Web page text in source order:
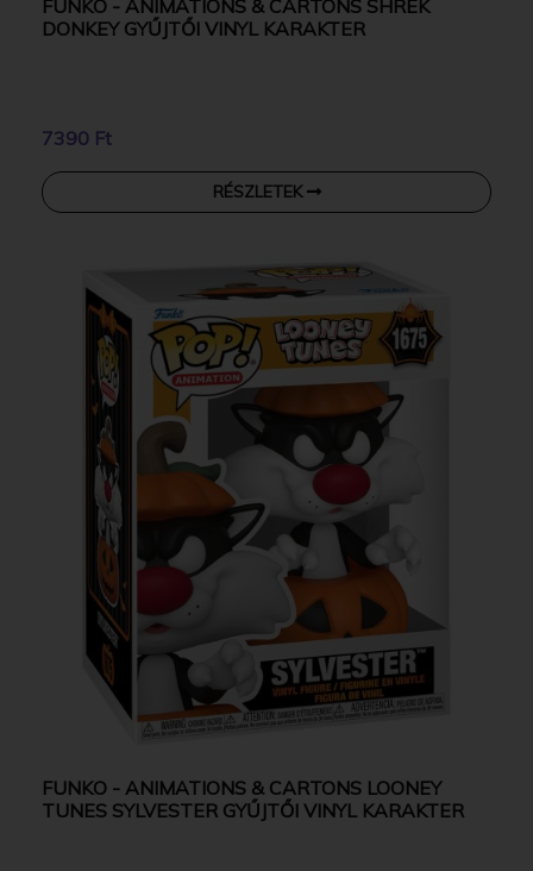
FUNKO - ANIMATIONS & CARTONS SHREK
DONKEY GYŰJTŐI VINYL KARAKTER
7390 Ft
RÉSZLETEK
FUNKO - ANIMATIONS & CARTONS LOONEY
TUNES SYLVESTER GYŰJTŐI VINYL KARAKTER